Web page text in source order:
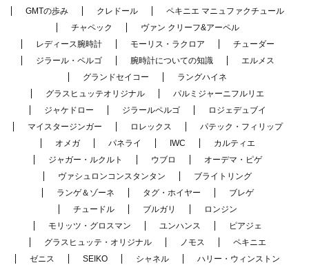
GMTの歩み クレドール
ペキニエ マニュファクチュール
チャペック
ヴァン クリーフ&アーペル
レディース腕時計
モーリス・ラクロア
チューダー
ジラール・ペルゴ
腕時計についての知識
エルメス
グランドセイコー
ラングハイネ
グラスヒュッテオリジナル
パルミジャーニフルリエ
ジャケドロー
ジラールペルゴ
ロジェデュブイ
マイスタージンガー
ロレックス
パテック・フィリップ
オメガ
パネライ IWC
カルティエ
ジャガー・ルクルト
ウブロ
オーデマ・ピゲ
ヴァシュロンコンスタンタン
ブライトリング
ランゲ＆ゾーネ
タグ・ホイヤー
ブレゲ
チュードル
ブルガリ
ロンジン
モリッツ・グロスマン
ユンハンス
ピアジェ
グラスヒュッテ・オリジナル
ノモス
ペキニエ
ゼニス
SEIKO シャネル
ハリー・ウィンストン